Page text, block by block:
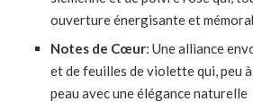
ouverture énergisante et
Notes de Cœur: Une alliance
et de feuilles de violette qui, peu à
peau avec une élégance naturelle